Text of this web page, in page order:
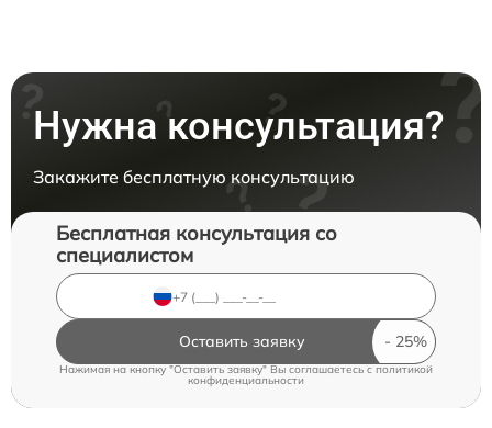
Нужна консультация?
Закажите бесплатную консультацию
Бесплатная консультация со
специалистом
Оставить заявку
Нажимая на кнопку "Оставить заявку" Вы соглашаетесь c политикой
конфиденциальности